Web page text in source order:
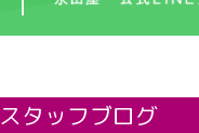
スタッフブログ